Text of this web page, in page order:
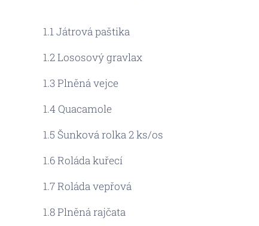
1.1 Játrová paštika
1.2 Lososový gravlax
1.3 Plněná vejce
1.4 Quacamole
1.5 Šunková rolka 2 ks/os
1.6 Roláda kuřecí
1.7 Roláda vepřová
1.8 Plněná rajčata